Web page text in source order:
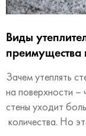
Виды
преимущества
Зачем утеплять
на поверхности –
стены уходит
количества. Но